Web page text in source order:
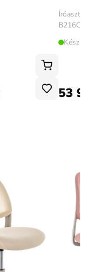
Íróasztal
B216C
53